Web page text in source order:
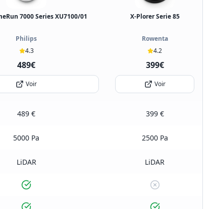
7000 Series XU7100/01
Philips
4.3
489€
Voir
X-Plorer Serie 85
Rowenta
4.2
399€
Voir
489 € 399 €
5000 Pa 2500 Pa
LiDAR LiDAR